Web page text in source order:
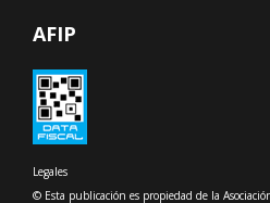
AFIP
Legales
© Esta publicación es propiedad de la